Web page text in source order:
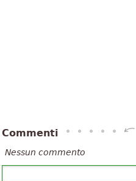
Commenti
Nessun commento